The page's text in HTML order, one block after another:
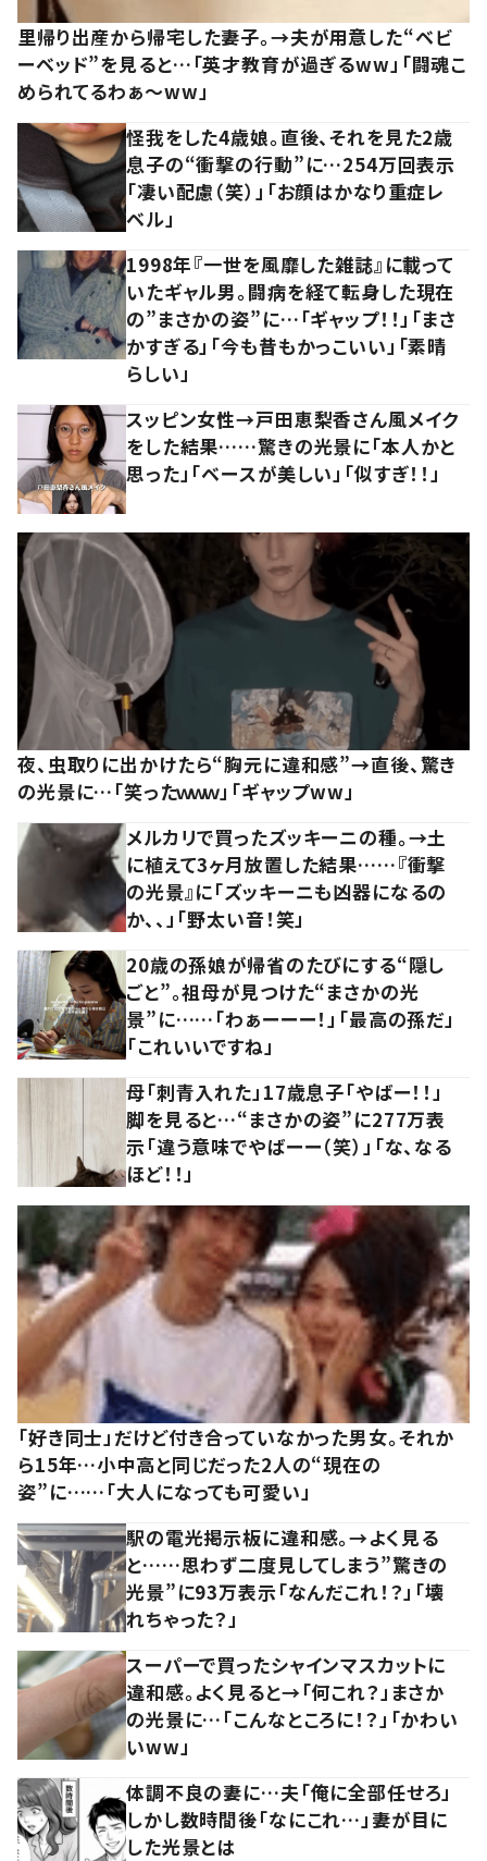
里帰り出産から帰宅した妻子。→夫が用意した“ベビ
ーベッド”を見ると…「英才教育が過ぎるww」「闘魂こ
められてるわぁ～ww」
怪我をした4歳娘。直後、それを見た2歳
息子の“衝撃の行動”に…254万回表示
「凄い配慮（笑）」「お顔はかなり重症レ
ベル」
1998年『一世を風靡した雑誌』に載って
いたギャル男。闘病を経て転身した現在
の”まさかの姿”に…「ギャップ！！」「まさ
かすぎる」「今も昔もかっこいい」「素晴
らしい」
スッピン女性→戸田恵梨香さん風メイク
をした結果……驚きの光景に「本人かと
思った」「ベースが美しい」「似すぎ！！」
夜、虫取りに出かけたら“胸元に違和感”→直後、驚き
の光景に…「笑ったｗｗｗ」「ギャップww」
メルカリで買ったズッキーニの種。→土
に植えて3ヶ月放置した結果……『衝撃
の光景』に「ズッキーニも凶器になるの
か、、」「野太い音！笑」
20歳の孫娘が帰省のたびにする“隠し
ごと”。祖母が見つけた“まさかの光
景”に……「わぁーーー！」「最高の孫だ」
「これいいですね」
母「刺青入れた」17歳息子「やばー！！」
脚を見ると…“まさかの姿”に277万表
示「違う意味でやばーー（笑）」「な、なる
ほど！！」
「好き同士」だけど付き合っていなかった男女。それか
ら15年…小中高と同じだった2人の“現在の
姿”に……「大人になっても可愛い」
駅の電光掲示板に違和感。→よく見る
と……思わず二度見してしまう”驚きの
光景”に93万表示「なんだこれ！？」「壊
れちゃった？」
スーパーで買ったシャインマスカットに
違和感。よく見ると→「何これ？」まさか
の光景に…「こんなところに！？」「かわい
いww」
体調不良の妻に…夫「俺に全部任せろ」
しかし数時間後「なにこれ…」妻が目に
した光景とは